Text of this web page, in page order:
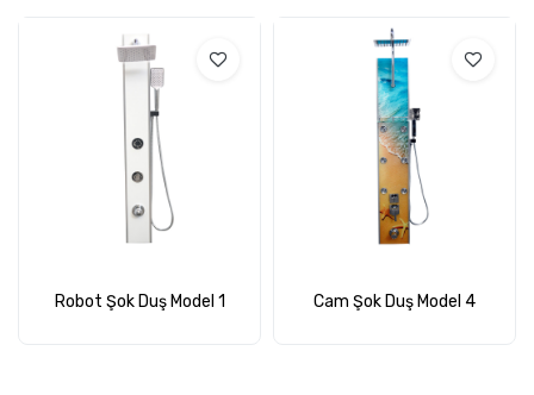
Robot Şok Duş Model 1 Cam Şok Duş Model 4